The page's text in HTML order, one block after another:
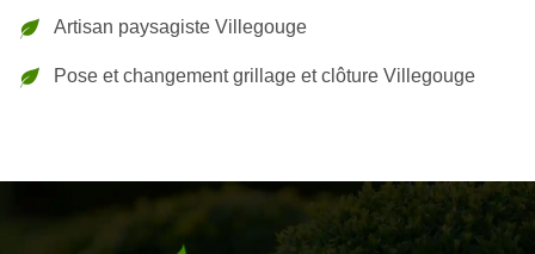
Artisan paysagiste Villegouge
Pose et changement grillage et clôture Villegouge